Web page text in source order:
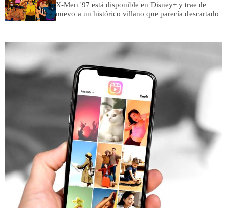
X-Men '97 está disponible en Disney+ y trae de
nuevo a un histórico villano que parecía descartado